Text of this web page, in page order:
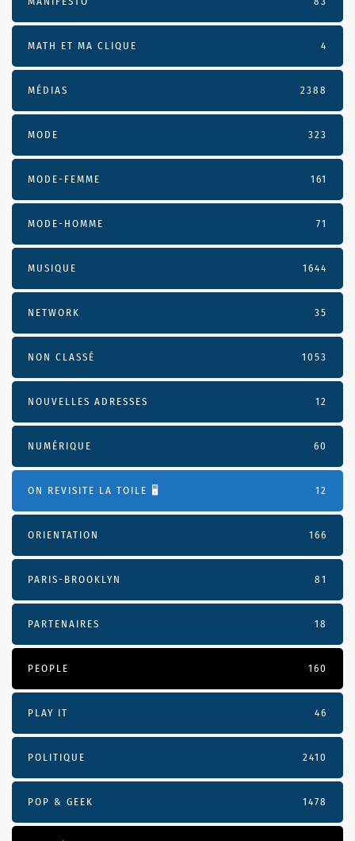
MATH ET MA CLIQUE 4
MÉDIAS 2388
MODE 323
MODE-FEMME 161
MODE-HOMME 71
MUSIQUE 1644
NETWORK 35
NON CLASSÉ 1053
NOUVELLES ADRESSES 12
NUMÉRIQUE 60
ON REVISITE LA TOILE 🖥️ 12
ORIENTATION 166
PARIS-BROOKLYN 81
PARTENAIRES 18
PEOPLE 160
PLAY IT 46
POLITIQUE 2410
POP & GEEK 1478